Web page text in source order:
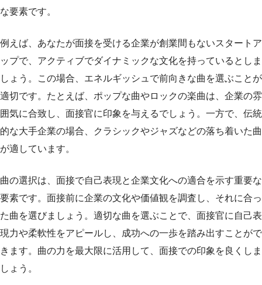
な要素です。
例えば、あなたが面接を受ける企業が創業間もないスタートア
ップで、アクティブでダイナミックな文化を持っているとしま
しょう。この場合、エネルギッシュで前向きな曲を選ぶことが
適切です。たとえば、ポップな曲やロックの楽曲は、企業の雰
囲気に合致し、面接官に印象を与えるでしょう。一方で、伝統
的な大手企業の場合、クラシックやジャズなどの落ち着いた曲
が適しています。
曲の選択は、面接で自己表現と企業文化への適合を示す重要な
要素です。面接前に企業の文化や価値観を調査し、それに合っ
た曲を選びましょう。適切な曲を選ぶことで、面接官に自己表
現力や柔軟性をアピールし、成功への一歩を踏み出すことがで
きます。曲の力を最大限に活用して、面接での印象を良くしま
しょう。